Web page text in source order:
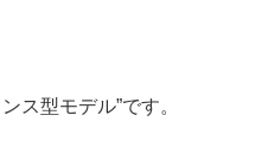
ス型モデル”です。